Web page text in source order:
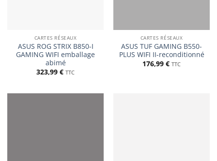
CARTES RÉSEAUX
ASUS ROG STRIX B850-I
GAMING WIFI emballage
abimé
323,99 € TTC
CARTES RÉSEAUX
ASUS TUF GAMING B550-
PLUS WIFI II-reconditionné
176,99 € TTC